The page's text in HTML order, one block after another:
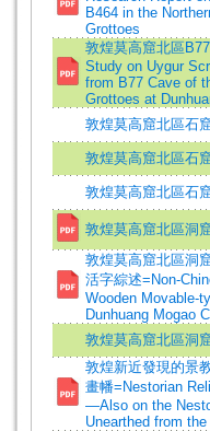
B464 in the
Grottoes
敦煌莫高窟北區
Study on Uygur
from B77 Cave of
Grottoes at
敦煌莫高窟北區石
敦煌莫高窟北區石
敦煌莫高窟北區石
敦煌莫高窟北區洞
敦煌莫高窟北區洞
活字綜述=Non-
Wooden Movable-
Dunhuang Mogao
敦煌莫高窟北區洞
敦煌新近發現的景
畫幡=Nestorian
—Also on the
Unearthed from